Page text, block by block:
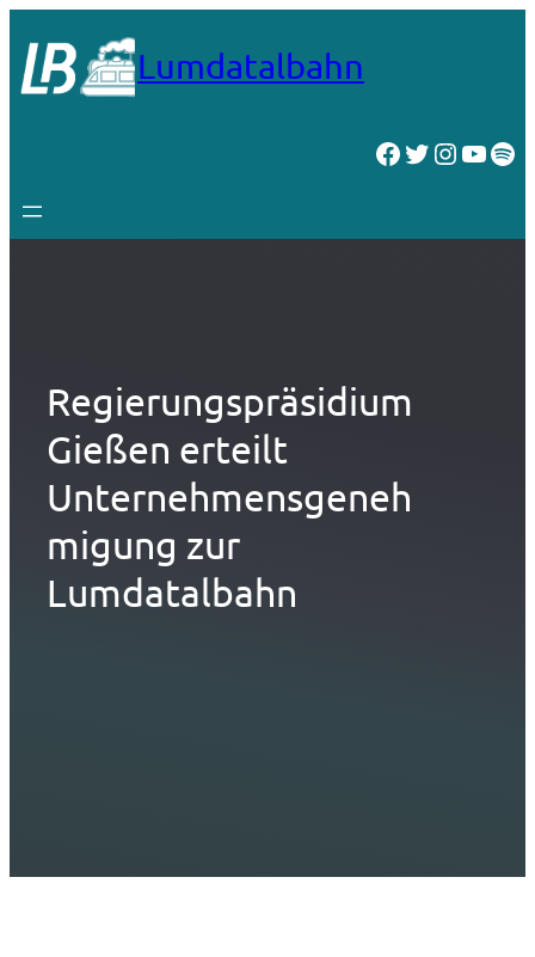
Inhalt
springen
Lumdatalbahn
Facebook
Twitter
Regierungspräsidium
Gießen erteilt
Unternehmensgeneh
migung zur
Lumdatalbahn